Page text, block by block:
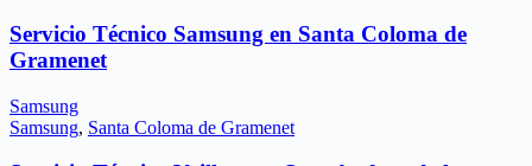
Servicio Técnico Samsung en Santa Coloma de
Gramenet
Samsung
Samsung, Santa Coloma de Gramenet